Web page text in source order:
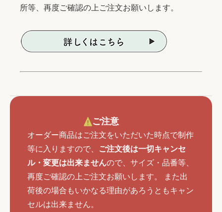
所等、再度ご確認の上ご注文お願いします。
ご注意
オーダー商品はご注文をいただいた時点で制作
等に入りますので、
ご注文後は一切キャンセ
ル・変更は出来ませんので、サイズ・品番等、
再度ご確認の上ご注文お願いします。 また出
荷後の場合もいかなる理由があろうともキャン
セルは出来ません。